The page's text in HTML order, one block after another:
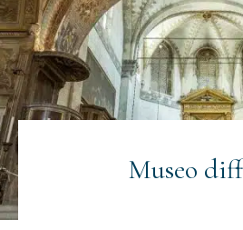
Museo